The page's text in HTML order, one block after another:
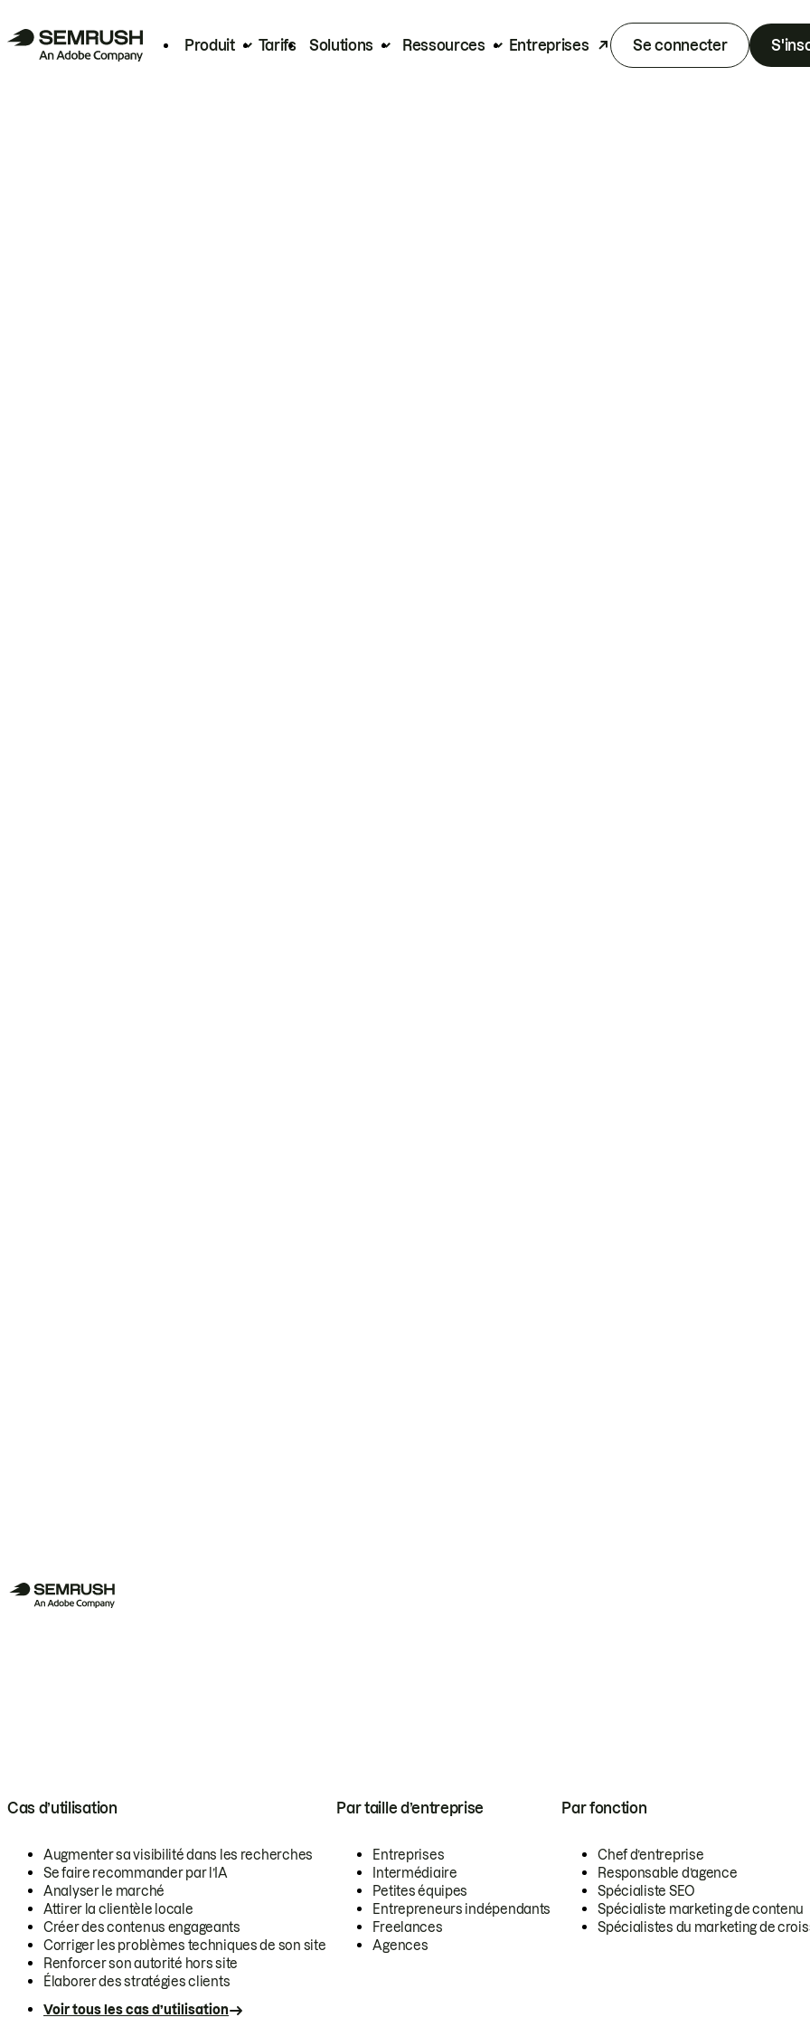
Produit Tarifs Solutions Ressources Entreprises Se connecter
Cas d’utilisation
Augmenter sa visibilité dans les recherches
Se faire recommander par l’IA
Analyser le marché
Attirer la clientèle locale
Créer des contenus engageants
Corriger les problèmes techniques de son site
Renforcer son autorité hors site
Élaborer des stratégies clients
Voir tous les cas d’utilisation
Par taille d’entreprise
Entreprises
Intermédiaire
Petites équipes
Entrepreneurs indépendants
Freelances
Agences
Par fonction
Chef d’entreprise
Responsable d’agence
Spécialiste SEO
Spécialiste marketing de contenu
Spécialistes du marketing de